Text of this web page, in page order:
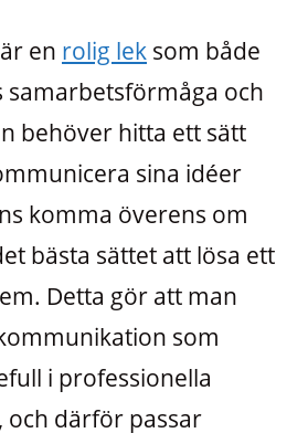
en rolig lek som både
samarbetsförmåga och
behöver hitta ett sätt
sina idéer
komma överens om
bästa sättet att lösa ett
Detta gör att man
som
i professionella
och därför passar